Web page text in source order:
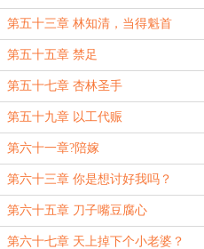
第五十三章 林知清，当得魁首
第五十五章 禁足
第五十七章 杏林圣手
第五十九章 以工代赈
第六十一章?陪嫁
第六十三章 你是想讨好我吗？
第六十五章 刀子嘴豆腐心
第六十七章 天上掉下个小老婆？